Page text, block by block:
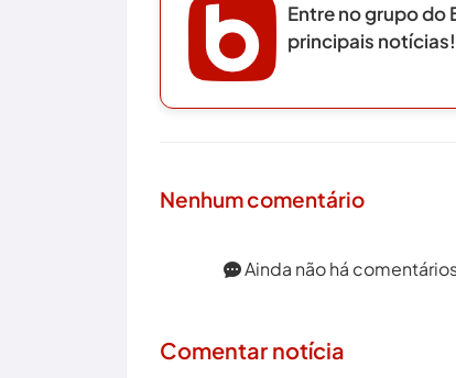
Entre no grupo do
principais notícias!
Nenhum comentário
Ainda não há
Comentar notícia